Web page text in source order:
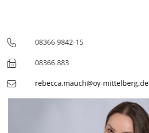
Telefon
08366 9842-15
Fax
08366 883
rebecca.mauch@oy-mittelberg.de